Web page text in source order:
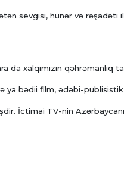
sevgisi, hünər və
da xalqımızın
ya bədii film, ədəbi-
İctimai TV-nin